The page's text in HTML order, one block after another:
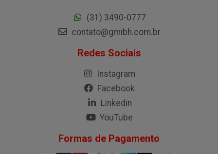
(31) 3490-0777
contato@gmibh.com.br
Redes Sociais
Instagram
Facebook
Linkedin
YouTube
Formas de Pagamento